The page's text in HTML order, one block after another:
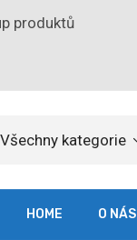
produktů
Všechny kategorie
HOME O NÁS